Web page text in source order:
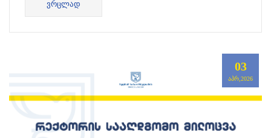
ᲕᲠᲪᲚᲐᲓ
03
ᲐᲞᲠ,2026